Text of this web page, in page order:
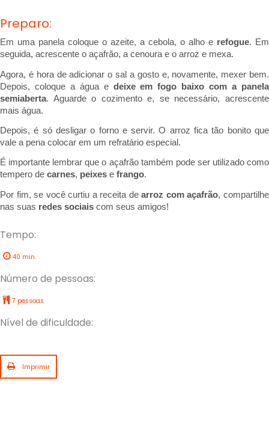
Preparo:
Em uma panela coloque o azeite, a cebola, o alho e refogue. Em
seguida, acrescente o açafrão, a cenoura e o arroz e mexa.
Agora, é hora de adicionar o sal a gosto e, novamente, mexer bem.
Depois, coloque a água e deixe em fogo baixo com a panela
semiaberta. Aguarde o cozimento e, se necessário, acrescente
mais água.
Depois, é só desligar o forno e servir. O arroz fica tão bonito que
vale a pena colocar em um refratário especial.
É importante lembrar que o açafrão também pode ser utilizado como
tempero de carnes, peixes e frango.
Por fim, se você curtiu a receita de arroz com açafrão, compartilhe
nas suas redes sociais com seus amigos!
Tempo:
40 min.
Número de pessoas:
7 pessoas
Nível de dificuldade:
Imprimir